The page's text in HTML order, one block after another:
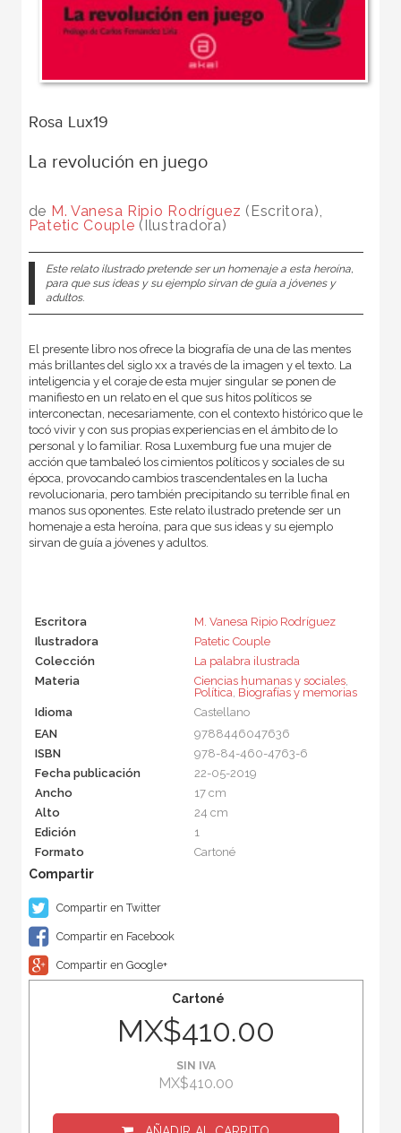
Rosa Lux19
La revolución en juego
de M. Vanesa Ripio Rodríguez (Escritora),
Patetic Couple (Ilustradora)
Este relato ilustrado pretende ser un homenaje a esta heroína,
para que sus ideas y su ejemplo sirvan de guía a jóvenes y
adultos.
El presente libro nos ofrece la biografía de una de las mentes
más brillantes del siglo xx a través de la imagen y el texto. La
inteligencia y el coraje de esta mujer singular se ponen de
manifiesto en un relato en el que sus hitos políticos se
interconectan, necesariamente, con el contexto histórico que le
tocó vivir y con sus propias experiencias en el ámbito de lo
personal y lo familiar. Rosa Luxemburg fue una mujer de
acción que tambaleó los cimientos políticos y sociales de su
época, provocando cambios trascendentales en la lucha
revolucionaria, pero también precipitando su terrible final en
manos sus oponentes. Este relato ilustrado pretende ser un
homenaje a esta heroína, para que sus ideas y su ejemplo
sirvan de guía a jóvenes y adultos.
Escritora
M. Vanesa Ripio Rodríguez
Ilustradora
Patetic Couple
Colección
La palabra ilustrada
Materia
Ciencias humanas y sociales,
Política, Biografías y memorias
Idioma
Castellano
EAN
9788446047636
ISBN
978-84-460-4763-6
Fecha publicación
22-05-2019
Ancho
17 cm
Alto
24 cm
Edición
1
Formato
Cartoné
Compartir en Twitter
Compartir en Facebook
Compartir en Google+
Cartoné
MX$410.00
SIN IVA
MX$410.00